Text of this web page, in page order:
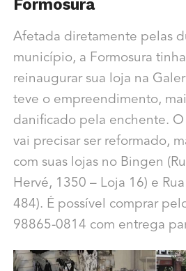
Formosura
Afetada diretamente pelas
município, a Formosura
reinaugurar sua loja na
teve o empreendimento,
danificado pela enchente.
vai precisar ser reformado,
com suas lojas no Bingen
Hervé, 1350 – Loja 16) e Rua
484). É possível comprar
98865-0814 com entrega